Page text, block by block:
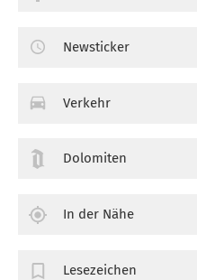
Newsticker
Verkehr
Dolomiten
In der Nähe
Lesezeichen